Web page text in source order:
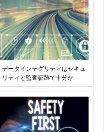
データインテグリティはセキュ
リティと監査証跡で十分か